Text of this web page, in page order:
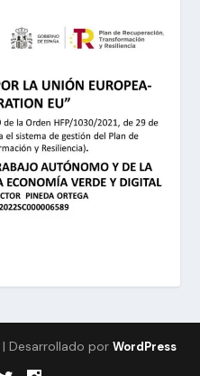
| Desarrollado por WordPress